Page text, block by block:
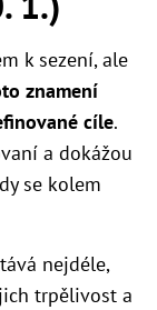
k sezení, ale
znamení
cíle.
a dokážou
se kolem
nejdéle,
trpělivost a